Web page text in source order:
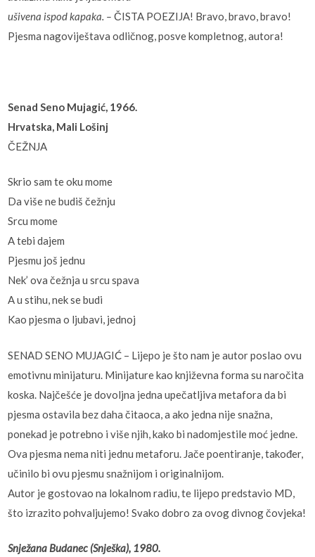
ušivena ispod kapaka. – ČISTA POEZIJA! Bravo, bravo, bravo!
Pjesma nagoviještava odličnog, posve kompletnog, autora!
Senad Seno Mujagić, 1966.
Hrvatska, Mali Lošinj
ČEŽNJA
Skrio sam te oku mome
Da više ne budiš čežnju
Srcu mome
A tebi dajem
Pjesmu još jednu
Nek’ ova čežnja u srcu spava
A u stihu, nek se budi
Kao pjesma o ljubavi, jednoj
SENAD SENO MUJAGIĆ – Lijepo je što nam je autor poslao ovu
emotivnu minijaturu. Minijature kao književna forma su naročita
koska. Najčešće je dovoljna jedna upečatljiva metafora da bi
pjesma ostavila bez daha čitaoca, a ako jedna nije snažna,
ponekad je potrebno i više njih, kako bi nadomjestile moć jedne.
Ova pjesma nema niti jednu metaforu. Jače poentiranje, također,
učinilo bi ovu pjesmu snažnijom i originalnijom.
Autor je gostovao na lokalnom radiu, te lijepo predstavio MD,
što izrazito pohvaljujemo! Svako dobro za ovog divnog čovjeka!
Snježana Budanec (Snješka), 1980.